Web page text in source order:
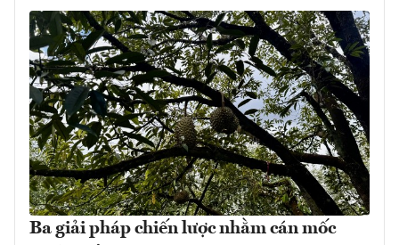
Ba giải pháp chiến lược nhằm cán mốc